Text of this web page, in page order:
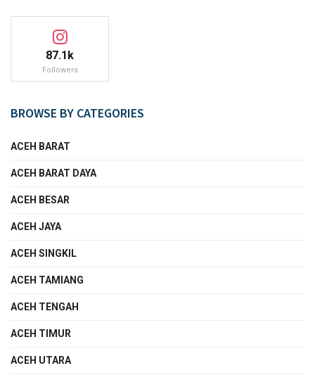
87.1k
Followers
BROWSE BY CATEGORIES
ACEH BARAT
ACEH BARAT DAYA
ACEH BESAR
ACEH JAYA
ACEH SINGKIL
ACEH TAMIANG
ACEH TENGAH
ACEH TIMUR
ACEH UTARA